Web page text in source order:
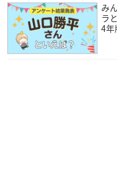
み
ラ
4年